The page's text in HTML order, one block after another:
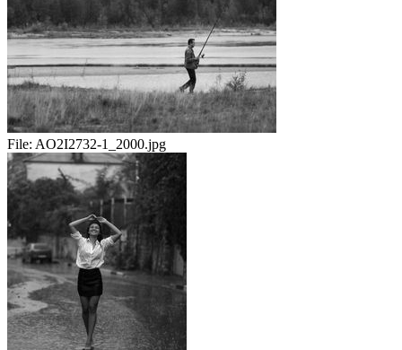
File: AO2I2732-1_2000.jpg